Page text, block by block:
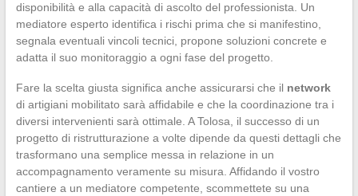
disponibilità e alla capacità di ascolto del professionista. Un
mediatore esperto identifica i rischi prima che si manifestino,
segnala eventuali vincoli tecnici, propone soluzioni concrete e
adatta il suo monitoraggio a ogni fase del progetto.
Fare la scelta giusta significa anche assicurarsi che il network
di artigiani mobilitato sarà affidabile e che la coordinazione tra i
diversi intervenienti sarà ottimale. A Tolosa, il successo di un
progetto di ristrutturazione a volte dipende da questi dettagli che
trasformano una semplice messa in relazione in un
accompagnamento veramente su misura. Affidando il vostro
cantiere a un mediatore competente, scommettete su una